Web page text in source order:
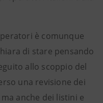
è comunque
di stare pensando
allo scoppio del
una revisione dei
anche dei listini e